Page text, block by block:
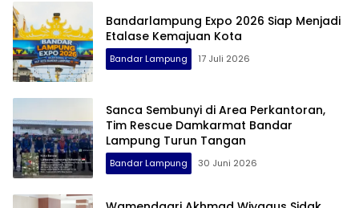
Bandarlampung Expo 2026 Siap Menjadi
Etalase Kemajuan Kota
Bandar Lampung 17 Juli 2026
Sanca Sembunyi di Area Perkantoran,
Tim Rescue Damkarmat Bandar
Lampung Turun Tangan
Bandar Lampung 30 Juni 2026